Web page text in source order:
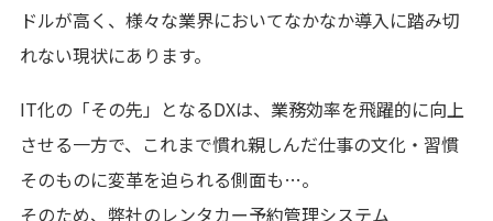
ドルが高く、様々な業界においてなかなか導入に踏み切
れない現状にあります。
IT化の「その先」となるDXは、業務効率を飛躍的に向上
させる一方で、これまで慣れ親しんだ仕事の文化・習慣
そのものに変革を迫られる側面も…。
そのため、弊社のレンタカー予約管理システム